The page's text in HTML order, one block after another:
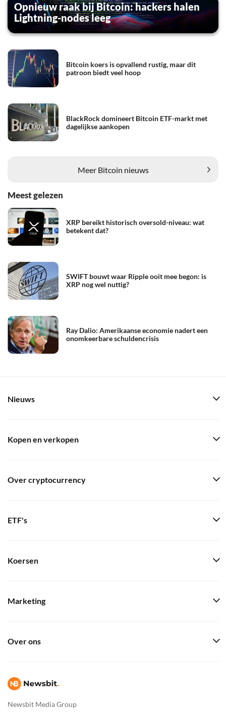
Opnieuw raak bij Bitcoin: hackers halen
Lightning-nodes leeg
Bitcoin koers is opvallend rustig, maar dit
patroon biedt veel hoop
BlackRock domineert Bitcoin ETF-markt met
dagelijkse aankopen
Meer Bitcoin nieuws
Meest gelezen
XRP bereikt historisch oversold-niveau: wat
betekent dat?
SWIFT bouwt waar Ripple ooit mee begon: is
XRP nog wel nuttig?
Ray Dalio: Amerikaanse economie nadert een
onomkeerbare schuldencrisis
Newsbit Media Group
Nieuws
Kopen en verkopen
Over cryptocurrency
ETF's
Koersen
Marketing
Over ons